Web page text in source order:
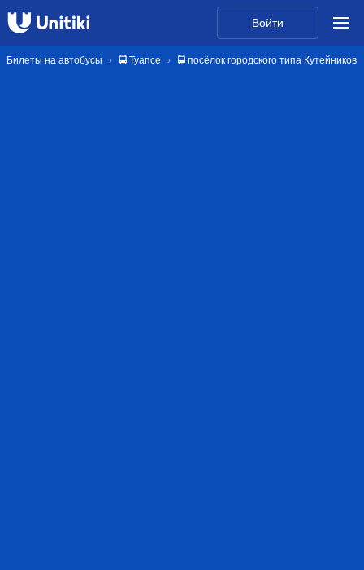
Войти
Билеты на автобусы 🚍 Туапсе 🚍 посёлок городского типа Кутейниково